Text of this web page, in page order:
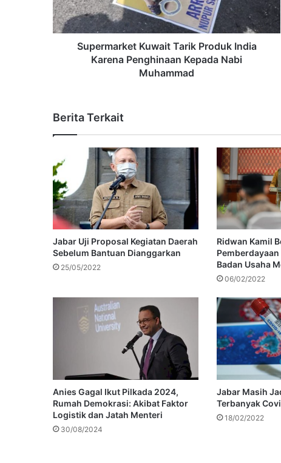
Supermarket Kuwait Tarik Produk India
Karena Penghinaan Kepada Nabi
Muhammad
Berita Terkait
Jabar Uji Proposal Kegiatan Daerah
Sebelum Bantuan Dianggarkan
25/05/2022
Ridwan Kamil
Badan Usaha
06/02/2022
Anies Gagal Ikut Pilkada 2024,
Rumah Demokrasi: Akibat Faktor
Logistik dan Jatah Menteri
30/08/2024
Jabar Masih
Terbanyak
18/02/2022